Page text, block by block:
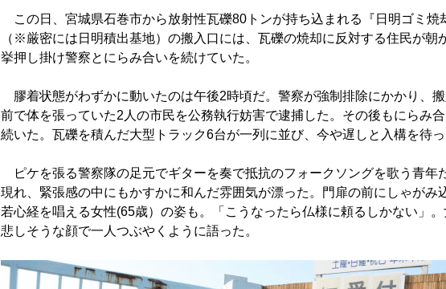
この日、宮城県石巻市から放射性瓦礫80トンが持ち込まれる『日明ゴミ焼
（※厳密には日明積出基地）の搬入口には、瓦礫の焼却に反対する住民が朝
挙押し掛け警察とにらみ合いを続けていた。
膠着状態がわずかに動いたのは午後2時頃だ。警察が強制排除にかかり、
前で体を張っていた2人の市民を公務執行妨害で逮捕した。その後もにらみ
続いた。瓦礫を積んだ大型トラック6台が一列に並び、今や遅しと入構を待
ピケを張る警察隊の足元でギターを奏で抵抗のフォークソングを歌う青年
現れ、緊張感の中にもかすかに和んだ雰囲気が漂った。門扉の前にしゃがみ
若心経を唱える女性(65歳）の姿も。「こうなったら仏様に頼るしかない」
悲しそうな顔で一人つぶやくように語った。